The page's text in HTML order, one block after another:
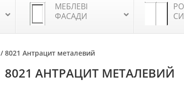
МЕБЛЕВІ
ФАСАДИ
/ 8021 Антрацит металевий
8021 АНТРАЦИТ МЕТАЛЕВИЙ